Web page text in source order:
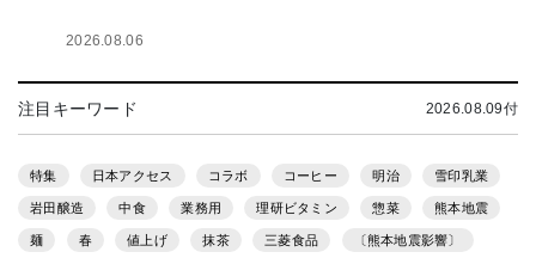
2026.08.06
注目キーワード 2026.08.09付
特集 日本アクセス コラボ コーヒー 明治 雪印乳業
岩田醸造 中食 業務用 理研ビタミン 惣菜 熊本地震
麺 春 値上げ 抹茶 三菱食品 〔熊本地震影響〕